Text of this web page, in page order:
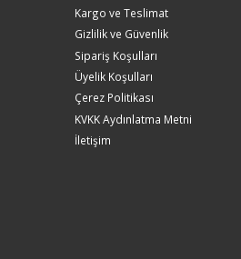
Kargo ve Teslimat
Gizlilik ve Güvenlik
Sipariş Koşulları
Üyelik Koşulları
Çerez Politikası
KVKK Aydınlatma Metni
İletişim